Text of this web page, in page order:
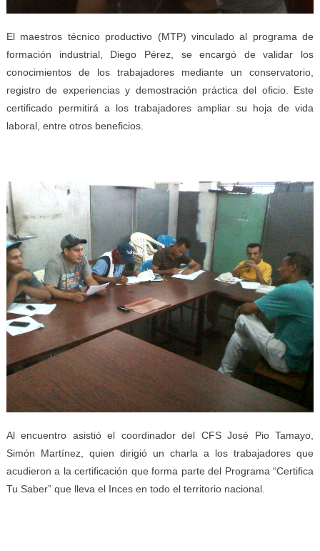
El maestros técnico productivo (MTP) vinculado al programa de
formación industrial, Diego Pérez, se encargó de validar los
conocimientos de los trabajadores mediante un conservatorio,
registro de experiencias y demostración práctica del oficio. Este
certificado permitirá a los trabajadores ampliar su hoja de vida
laboral, entre otros beneficios.
Al encuentro asistió el coordinador del CFS José Pio Tamayo,
Simón Martínez, quien dirigió un charla a los trabajadores que
acudieron a la certificación que forma parte del Programa “Certifica
Tu Saber” que lleva el Inces en todo el territorio nacional.